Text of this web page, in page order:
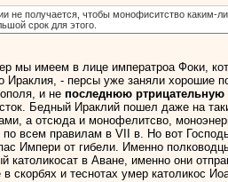
не получается, чтобы монофиситство каким-
срок для этого.
мы имеем в лице императроа Фоки,
Ираклия, - персы уже заняли хорошие
и не последнюю
Бедный Ираклий пошел даже на
а отсюда и монофелитсво,
всем правилам в VII в. Но вот
Импери от гибели. Именно
католикосат в Аване, именно они
в скорбях и теснотах умер католикос